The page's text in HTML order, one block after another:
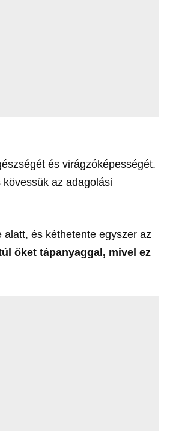
és virágzóképességét.
az adagolási
és kéthetente egyszer az
őket tápanyaggal, mivel ez